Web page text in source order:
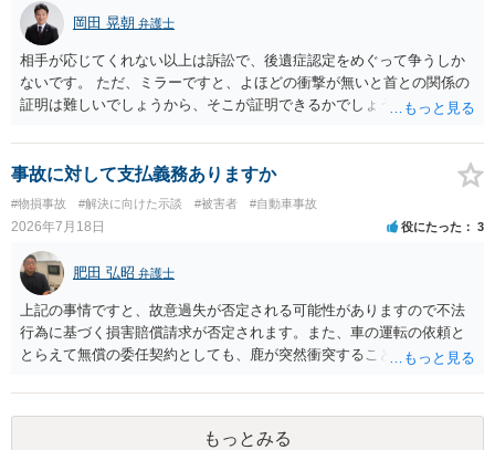
岡田 晃朝 弁護士
相手が応じてくれない以上は訴訟で、後遺症認定をめぐって争うしか
ないです。 ただ、ミラーですと、よほどの衝撃が無いと首との関係の
証明は難しいでしょうから、そこが証明できるかでしょうね。
事故に対して支払義務ありますか
#物損事故 #解決に向けた示談 #被害者 #自動車事故
2026年7月18日 役にたった 3
肥田 弘昭 弁護士
上記の事情ですと、故意過失が否定される可能性がありますので不法
行為に基づく損害賠償請求が否定されます。また、車の運転の依頼と
とらえて無償の委任契約としても、鹿が突然衝突することは予見がで
償請求も成立しない可能性があります。以上の理由から支払義務は否
定される可能性が高いです。ご参考にしてください。
もっとみる